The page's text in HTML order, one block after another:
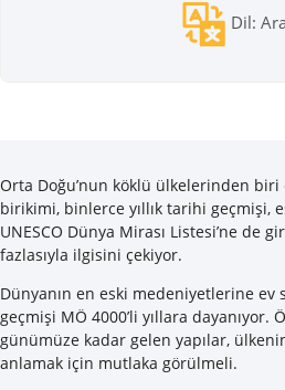
Dil:
Orta Doğu’nun köklü ülkelerinden
birikimi, binlerce yıllık tarihi geçmişi,
UNESCO Dünya Mirası Listesi’ne de
fazlasıyla ilgisini çekiyor.
Dünyanın en eski medeniyetlerine ev
geçmişi MÖ 4000’li yıllara dayanıyor.
günümüze kadar gelen yapılar,
anlamak için mutlaka görülmeli.